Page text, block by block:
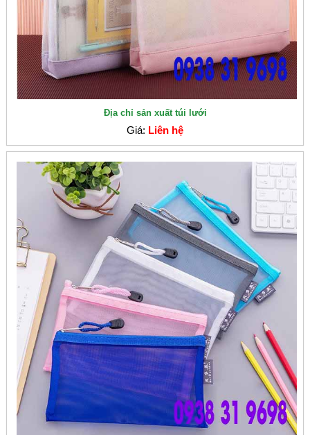
Địa chỉ sản xuất túi lưới
Giá: Liên hệ